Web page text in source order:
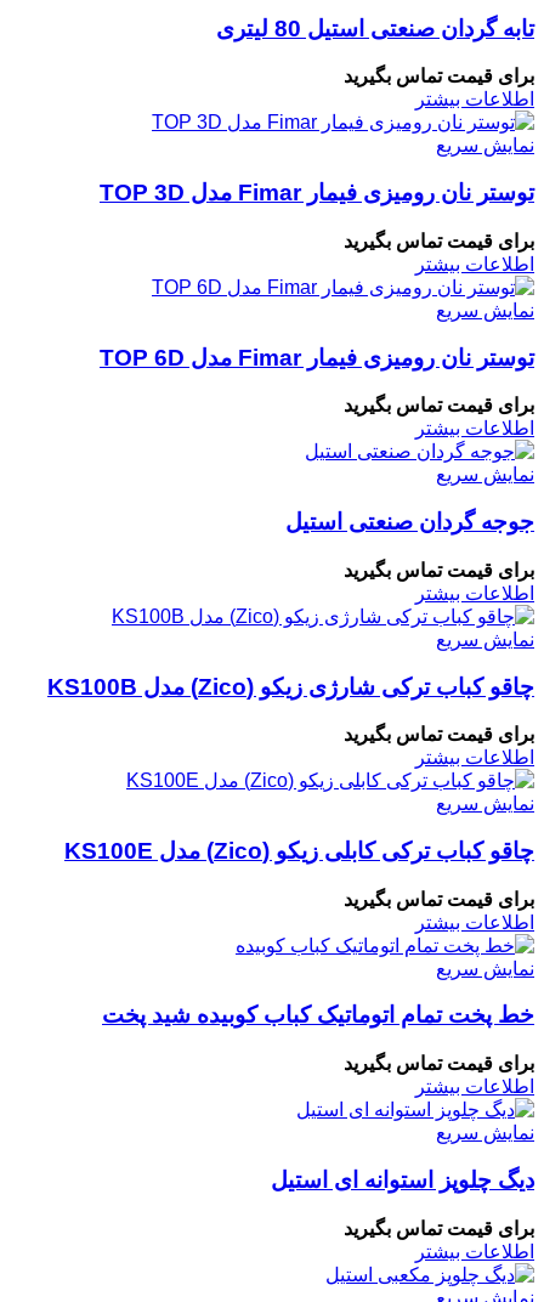
تابه گردان صنعتی استیل 80 لیتری
برای قیمت تماس بگیرید
اطلاعات بیشتر
نمایش سریع
توستر نان رومیزی فیمار Fimar مدل TOP 3D
برای قیمت تماس بگیرید
اطلاعات بیشتر
نمایش سریع
توستر نان رومیزی فیمار Fimar مدل TOP 6D
برای قیمت تماس بگیرید
اطلاعات بیشتر
نمایش سریع
جوجه گردان صنعتی استیل
برای قیمت تماس بگیرید
اطلاعات بیشتر
نمایش سریع
چاقو کباب ترکی شارژی زیکو (Zico) مدل KS100B
برای قیمت تماس بگیرید
اطلاعات بیشتر
نمایش سریع
چاقو کباب ترکی کابلی زیکو (Zico) مدل KS100E
برای قیمت تماس بگیرید
اطلاعات بیشتر
نمایش سریع
خط پخت تمام اتوماتیک کباب کوبیده شید پخت
برای قیمت تماس بگیرید
اطلاعات بیشتر
نمایش سریع
دیگ چلوپز استوانه ای استیل
برای قیمت تماس بگیرید
اطلاعات بیشتر
نمایش سریع